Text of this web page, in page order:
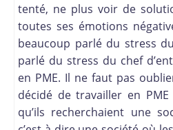
tenté, ne plus voir de
toutes ses émotions
beaucoup parlé du stress
parlé du stress du chef
en PME. Il ne faut pas
décidé de travailler en
qu’ils recherchaient une